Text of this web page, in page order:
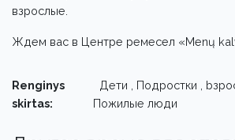
взрослые.
Ждем вас в Центре ремесел «Menų
Renginys
skirtas:
Дети , Подростки ,
Пожилые люди